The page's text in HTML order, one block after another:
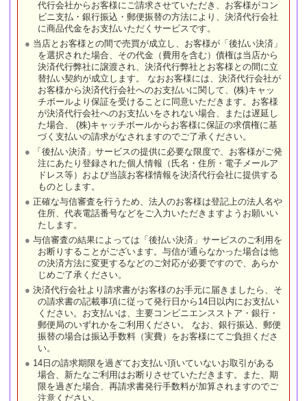
代行会社からお客様にご請求させていただき、お客様がコン
ビニ支払・銀行振込・郵便振替の方法により、決済代行会社
に商品代金をお支払いただくサービスです。
当店とお客様との間で売買が成立し、お客様が「後払い決済」
を選択された場合、その代金（費用を含む）債権は当店から
決済代行弊社に譲渡され、決済代行弊社とお客様との間に立
替払い契約が成立します。 なおお客様には、決済代行会社が
お客様から決済代行会社へのお支払いに関して、(株)キャッ
チボールより保証を受けることに同意いただきます。お客様
が決済代行会社へのお支払いをされない場合、または遅延し
た場合、 (株)キャッチボールからお客様に保証の求償権に基
づく支払いの請求がなされますのでご了承ください。
「後払い決済」サービスの提供に必要な限度で、お客様がご発
注にあたり登録された個人情報（氏名・住所・電子メールア
ドレス等）および当該お客様情報を決済代行会社に提供する
ものとします。
正確な与信審査を行うため、法人のお客様は登記上の法人名や
住所、代表電話番号などをご入力いただきますようお願いい
たします。
与信審査の結果によっては「後払い決済」サービスのご利用を
お断りすることがございます。与信が通らなかった場合は他
の決済方法に変更するなどのご対応が必要ですので、あらか
じめご了承ください。
決済代行会社より請求書がお客様のお手元に届きましたら、そ
の請求書の記載事項に従って発行日から14日以内にお支払い
ください。お支払いは、主要コンビニエンスストア・銀行・
郵便局のいずれかをご利用ください。 なお、銀行振込、郵便
振替の場合は振込手数料（実費）をお客様にてご負担くださ
い。
14日の請求期限を過ぎてお支払い頂いていないお取引がある
場合、新たなご利用はお断りさせていただきます。また、期
限を過ぎた場合、再請求書発行手数料が加算されますのでご
注意ください。